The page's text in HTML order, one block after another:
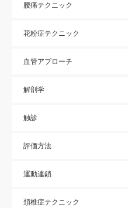
腰痛テクニック
花粉症テクニック
血管アプローチ
解剖学
触診
評価方法
運動連鎖
頚椎症テクニック